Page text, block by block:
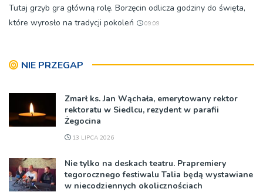
Tutaj grzyb gra główną rolę. Borzęcin odlicza godziny do święta,
które wyrosło na tradycji pokoleń
09:09
NIE PRZEGAP
Zmarł ks. Jan Wąchała, emerytowany rektor
rektoratu w Siedlcu, rezydent w parafii
Żegocina
13 LIPCA 2026
Nie tylko na deskach teatru. Prapremiery
tegorocznego festiwalu Talia będą wystawiane
w niecodziennych okolicznościach